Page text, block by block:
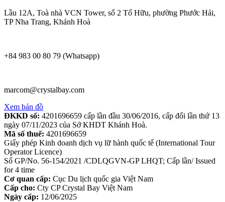
Lầu 12A, Toà nhà VCN Tower, số 2 Tố Hữu, phường Phước Hải,
TP Nha Trang, Khánh Hoà
+84 983 00 80 79 (Whatsapp)
marcom@crystalbay.com
Xem bản đồ
ĐKKD số: 4201696659 cấp lần đầu 30/06/2016, cấp đổi lần thứ 13
ngày 07/11/2023 của Sở KHDT Khánh Hoà.
Mã số thuế: 4201696659
Giấy phép Kinh doanh dịch vụ lữ hành quốc tế (International Tour
Operator Licence)
Số GP/No. 56-154/2021 /CDLQGVN-GP LHQT; Cấp lần/ Issued
for 4 time
Cơ quan cấp: Cục Du lịch quốc gia Việt Nam
Cấp cho: Cty CP Crystal Bay Việt Nam
Ngày cấp: 12/06/2025